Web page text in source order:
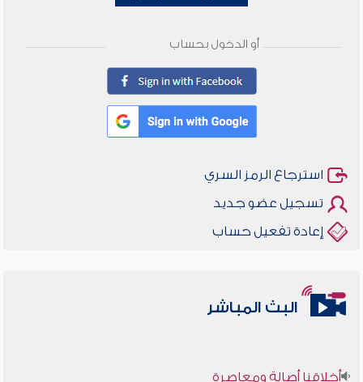
أو الدخول بحساب
استرجاع الرمز السري
تسجيل عضو جديد
إعادة تفعيل حساب
البث المباشر
أخلاقنا أصالة ومعاصرة